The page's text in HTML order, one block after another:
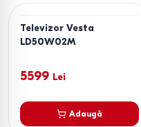
Televizor Vesta
LD50W02M
5599 Lei
Adaugă